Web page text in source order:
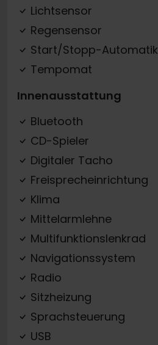
Lichtsensor
Regensensor
Start/Stopp-Automatik
Tempomat
Innenausstattung
Bluetooth
CD-Spieler
Digitaler Tacho
Freisprecheinrichtung
Klima
Mittelarmlehne
Multifunktionslenkrad
Navigationssystem
Radio
Sitzheizung
Sprachsteuerung
USB